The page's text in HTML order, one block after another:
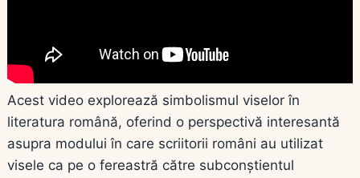
Acest video explorează simbolismul viselor în
literatura română, oferind o perspectivă interesantă
asupra modului în care scriitorii români au utilizat
visele ca pe o fereastră către subconștientul